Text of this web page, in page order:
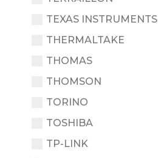
TEXAS INSTRUMENTS
THERMALTAKE
THOMAS
THOMSON
TORINO
TOSHIBA
TP-LINK